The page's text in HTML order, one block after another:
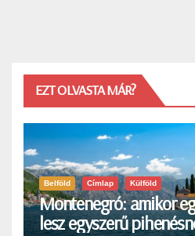
EZT OLVASTA MÁR?
Belföld Címlap Külföld
Montenegró: amikor
lesz egyszerű